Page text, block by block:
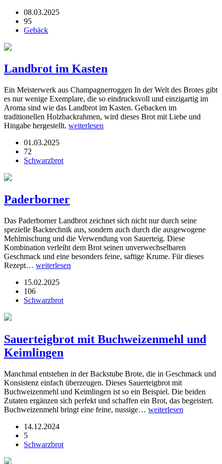
08.03.2025
95
Gebäck
Landbrot im Kasten
Ein Meisterwerk aus Champagnerroggen In der Welt des Brotes gibt
es nur wenige Exemplare, die so eindrucksvoll und einzigartig im
Aroma sind wie das Landbrot im Kasten. Gebacken im
traditionellen Holzbackrahmen, wird dieses Brot mit Liebe und
Hingabe hergestellt. weiterlesen
01.03.2025
72
Schwarzbrot
Paderborner
Das Paderborner Landbrot zeichnet sich nicht nur durch seine
spezielle Backtechnik aus, sondern auch durch die ausgewogene
Mehlmischung und die Verwendung von Sauerteig. Diese
Kombination verleiht dem Brot seinen unverwechselbaren
Geschmack und eine besonders feine, saftige Krume. Für dieses
Rezept… weiterlesen
15.02.2025
106
Schwarzbrot
Sauerteigbrot mit Buchweizenmehl und
Keimlingen
Manchmal entstehen in der Backstube Brote, die in Geschmack und
Konsistenz einfach überzeugen. Dieses Sauerteigbrot mit
Buchweizenmehl und Keimlingen ist so ein Beispiel. Die beiden
Zutaten ergänzen sich perfekt und schaffen ein Brot, das begeistert.
Buchweizenmehl bringt eine feine, nussige… weiterlesen
14.12.2024
5
Schwarzbrot